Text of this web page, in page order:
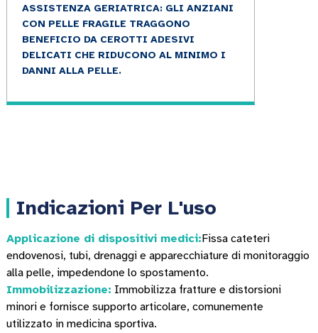
ASSISTENZA GERIATRICA: GLI ANZIANI
CON PELLE FRAGILE TRAGGONO
BENEFICIO DA CEROTTI ADESIVI
DELICATI CHE RIDUCONO AL MINIMO I
DANNI ALLA PELLE.
Indicazioni Per L'uso
Applicazione di dispositivi medici:Fissa cateteri
endovenosi, tubi, drenaggi e apparecchiature di monitoraggio
alla pelle, impedendone lo spostamento.
Immobilizzazione: Immobilizza fratture e distorsioni
minori e fornisce supporto articolare, comunemente
utilizzato in medicina sportiva.